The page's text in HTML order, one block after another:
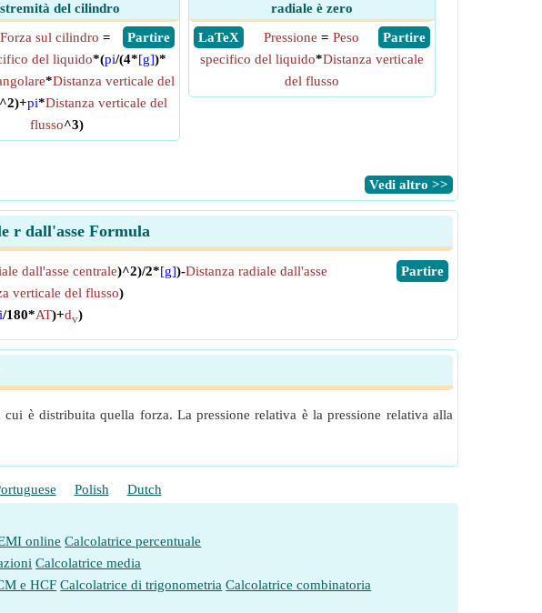
del cilindro
​ Partire
Forza sul cilindro =
del liquido*(pi/(4*[g])*
*Distanza verticale del
pi*Distanza verticale del
flusso^3)
radiale è zero
​ LaTeX
​ Partire
Pressione = Peso
specifico del liquido*Distanza verticale
del flusso
​Vedi altro >>
r dall'asse Formula
​Partire
dall'asse centrale)^2)/2*[g])-Distanza radiale dall'asse
verticale del flusso)
/180*AT)+dv)
è distribuita quella forza. La pressione relativa è la pressione relativa alla
Polish Dutch
online Calcolatrice percentuale
Calcolatrice media
e HCF Calcolatrice di trigonometria Calcolatrice combinatoria